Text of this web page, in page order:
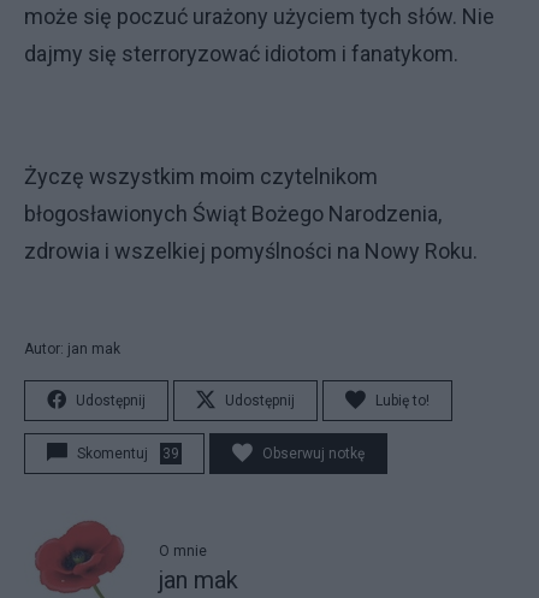
może się poczuć urażony użyciem tych słów. Nie
dajmy się sterroryzować idiotom i fanatykom.
Życzę wszystkim moim czytelnikom
błogosławionych Świąt Bożego Narodzenia,
zdrowia i wszelkiej pomyślności na Nowy Roku.
Autor: jan mak
Udostępnij Udostępnij Lubię to!
Skomentuj 39 Obserwuj notkę
O mnie
jan mak